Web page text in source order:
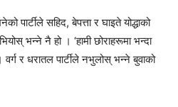
पार्टीले सहिद, बेपत्ता र घाइते योद्धाको
भन्ने नै हो । ‘हामी छोराहरूमा भन्दा
र धरातल पार्टीले नभुलोस् भन्ने बुवाको